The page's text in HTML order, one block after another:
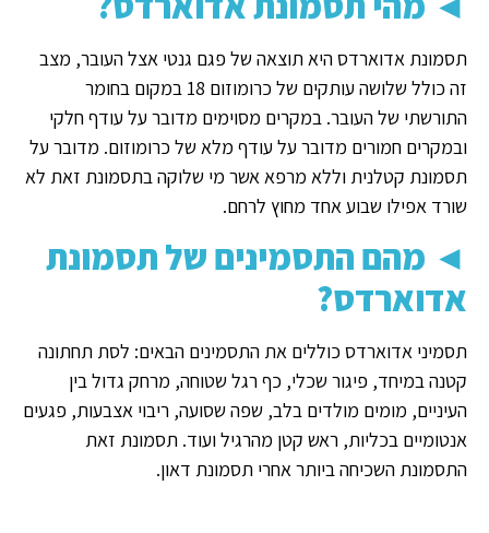
תסמונת אדוארדס היא תוצאה של פגם גנטי אצל העובר, מצב
זה כולל שלושה עותקים של כרומוזום 18 במקום בחומר
התורשתי של העובר. במקרים מסוימים מדובר על עודף חלקי
ובמקרים חמורים מדובר על עודף מלא של כרומוזום. מדובר על
תסמונת קטלנית וללא מרפא אשר מי שלוקה בתסמונת זאת לא
שורד אפילו שבוע אחד מחוץ לרחם.
◄ מהם התסמינים של תסמונת
אדוארדס?
תסמיני אדוארדס כוללים את התסמינים הבאים: לסת תחתונה
קטנה במיחד, פיגור שכלי, כף רגל שטוחה, מרחק גדול בין
העיניים, מומים מולדים בלב, שפה שסועה, ריבוי אצבעות, פגעים
אנטומיים בכליות, ראש קטן מהרגיל ועוד. תסמונת זאת
התסמונת השכיחה ביותר אחרי תסמונת דאון.